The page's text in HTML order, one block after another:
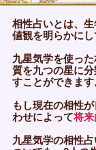
相性占いとは、
値観を明らかにし
九星気学を使っ
質を九つの星に分
すことができます
もし現在の相性
わせによって将
九星気学の相性